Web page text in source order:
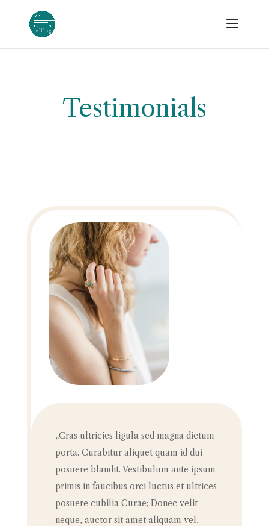
Testimonials
„Cras ultricies ligula sed magna dictum
porta. Curabitur aliquet quam id dui
posuere blandit. Vestibulum ante ipsum
primis in faucibus orci luctus et ultrices
posuere cubilia Curae; Donec velit
neque, auctor sit amet aliquam vel,